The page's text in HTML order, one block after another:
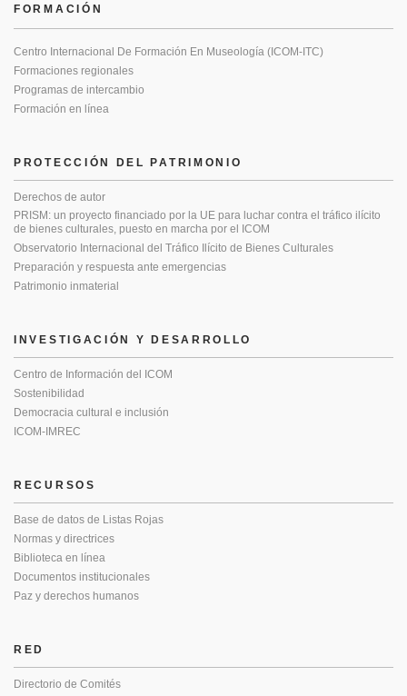
PROTECCIÓN DEL PATRIMONIO
Derechos de autor
PRISM: un proyecto financiado por la UE para luchar contra el tráfico ilícito
de bienes culturales, puesto en marcha por el ICOM
Observatorio Internacional del Tráfico Ilícito de Bienes Culturales
Preparación y respuesta ante emergencias
Patrimonio inmaterial
FORMACIÓN
Centro Internacional De Formación En Museología (ICOM-ITC)
Formaciones regionales
Programas de intercambio
Formación en línea
INVESTIGACIÓN Y DESARROLLO
Centro de Información del ICOM
Sostenibilidad
Democracia cultural e inclusión
ICOM-IMREC
RECURSOS
Base de datos de Listas Rojas
Normas y directrices
Biblioteca en línea
Documentos institucionales
Paz y derechos humanos
RED
Directorio de Comités